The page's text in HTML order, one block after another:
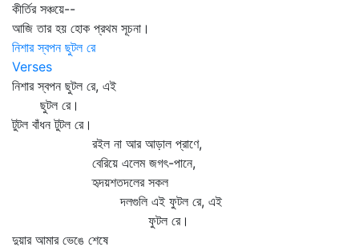
কীর্তির সঞ্চয়ে--
আজি তার হয় হোক প্রথম সূচনা।
নিশার স্বপন ছুটল রে
Verses
নিশার স্বপন ছুটল রে, এই
ছুটল রে।
টুটল বাঁধন টুটল রে।
রইল না আর আড়াল প্রাণে,
বেরিয়ে এলেম জগৎ-পানে,
হৃদয়শতদলের সকল
দলগুলি এই ফুটল রে, এই
ফুটল রে।
দুয়ার আমার ভেঙে শেষে